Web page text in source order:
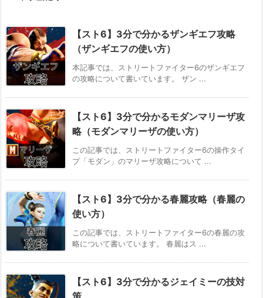
【スト6】3分で分かるザンギエフ攻略
（ザンギエフの使い方）
本記事では、ストリートファイター6のザンギエフ
の攻略について書いています。 ザン ...
【スト6】3分で分かるモダンマリーザ攻
略（モダンマリーザの使い方）
この記事では、ストリートファイター6の操作タイ
プ「モダン」のマリーザ攻略について ...
【スト6】3分で分かる春麗攻略（春麗の
使い方）
この記事では、ストリートファイター6の春麗の攻
略について書いています。 春麗はス ...
【スト6】3分で分かるジェイミーの技対